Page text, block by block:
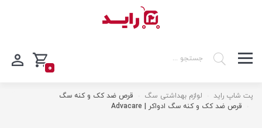
0
پت شاپ راید لوازم بهداشتی سگ
قرص ضد کک و کنه سگ
قرص ضد کک و کنه سگ ادواکر | Advacare